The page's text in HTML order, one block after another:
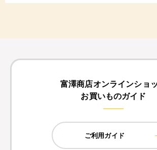
富澤商店オンラインショ
お買いものガイド
ご利用ガイド